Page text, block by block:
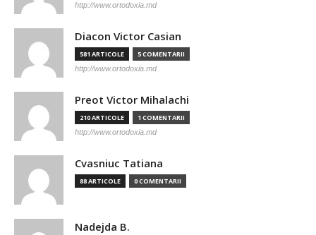
http://www.ortodoxia.md
Diacon Victor Casian
581 ARTICOLE 5 COMENTARII
http://www.ortodoxia.md
Preot Victor Mihalachi
210 ARTICOLE 1 COMENTARII
http://www.ortodoxia.md
Cvasniuc Tatiana
88 ARTICOLE 0 COMENTARII
Nadejda B.